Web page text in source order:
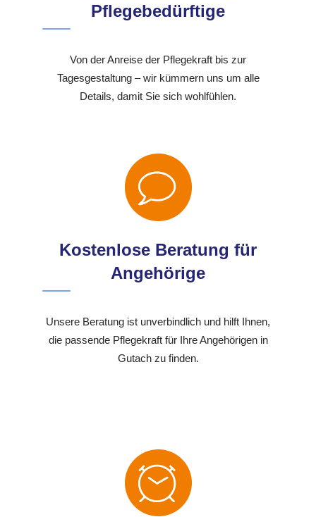
Pflegebedürftige
Von der Anreise der Pflegekraft bis zur
Tagesgestaltung – wir kümmern uns um alle
Details, damit Sie sich wohlfühlen.
Kostenlose Beratung für
Angehörige
Unsere Beratung ist unverbindlich und hilft Ihnen,
die passende Pflegekraft für Ihre Angehörigen in
Gutach zu finden.